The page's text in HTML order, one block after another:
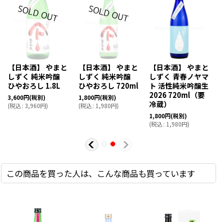
【日本酒】 やまと
しずく 純米吟醸
ひやおろし 1.8L
3,600円(税別)
(税込: 3,960円)
【日本酒】 やまと
しずく 純米吟醸
ひやおろし 720ml
1,800円(税別)
(税込: 1,980円)
【日本酒】 やまと
しずく 青春ノヤマ
ト 活性純米吟醸生
2026 720ml（要
冷蔵）
1,800円(税別)
(税込: 1,980円)
この商品を買った人は、こんな商品も買っています